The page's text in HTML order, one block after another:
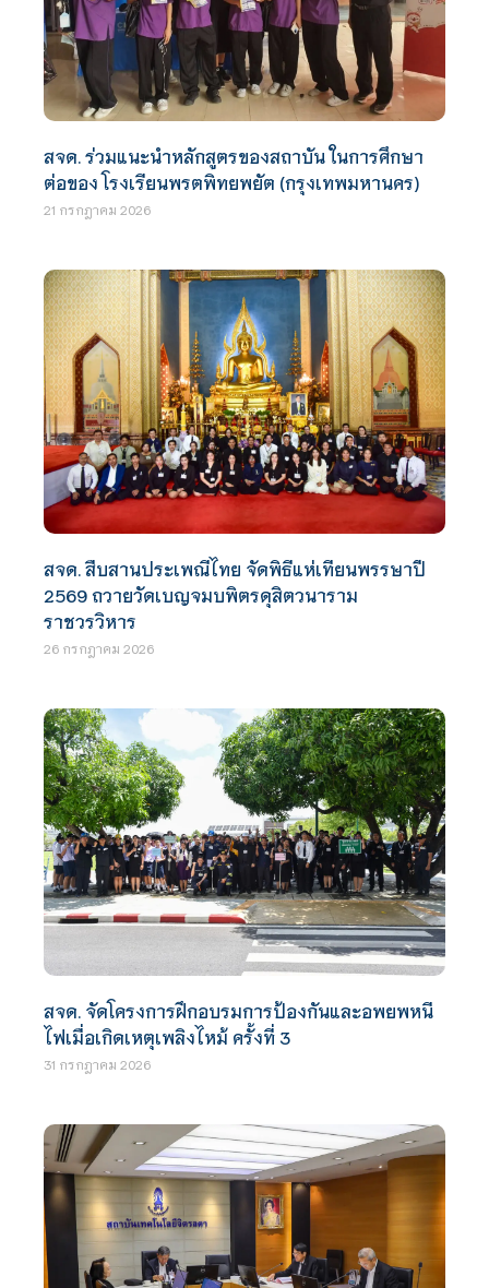
สจด. ร่วมแนะนำหลักสูตรของสถาบัน ในการศึกษา
ต่อของ โรงเรียนพรตพิทยพยัต (กรุงเทพมหานคร)
21 กรกฎาคม 2026
สจด. สืบสานประเพณีไทย จัดพิธีแห่เทียนพรรษาปี
2569 ถวายวัดเบญจมบพิตรดุสิตวนาราม
ราชวรวิหาร
26 กรกฎาคม 2026
สจด. จัดโครงการฝึกอบรมการป้องกันและอพยพหนี
ไฟเมื่อเกิดเหตุเพลิงไหม้ ครั้งที่ 3
31 กรกฎาคม 2026